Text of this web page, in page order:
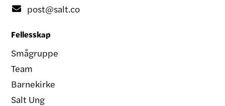
 post@salt.co
Fellesskap
Smågruppe
Team
Barnekirke
Salt Ung